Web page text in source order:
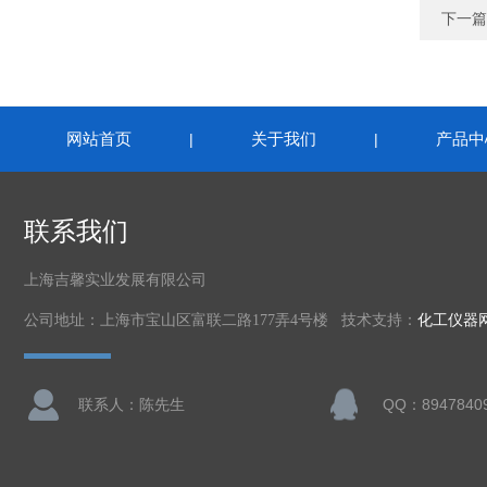
下一
网站首页 | 关于我们 | 产品
联系我们
上海吉馨实业发展有限公司
公司地址：上海市宝山区富联二路177弄4号楼 技术支持： 化工仪器
联系人：陈先生 QQ：